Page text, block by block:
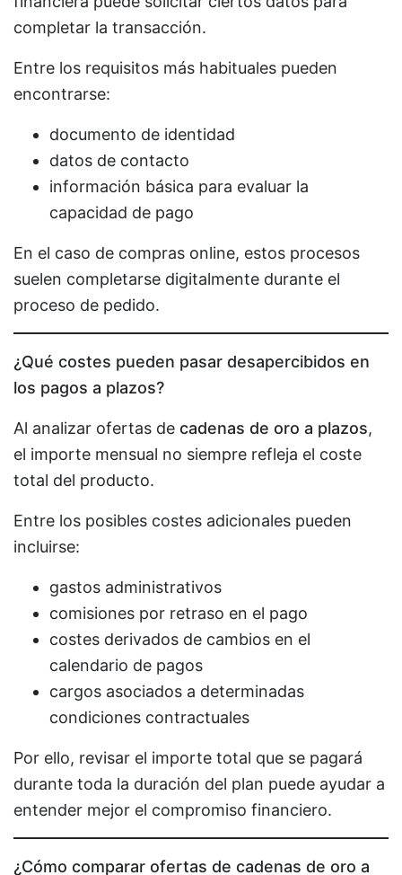
completar la transacción.
Entre los requisitos más habituales pueden
encontrarse:
documento de identidad
datos de contacto
información básica para evaluar la
capacidad de pago
En el caso de compras online, estos procesos
suelen completarse digitalmente durante el
proceso de pedido.
¿Qué costes pueden pasar desapercibidos en
los pagos a plazos?
Al analizar ofertas de cadenas de oro a plazos,
el importe mensual no siempre refleja el coste
total del producto.
Entre los posibles costes adicionales pueden
incluirse:
gastos administrativos
comisiones por retraso en el pago
costes derivados de cambios en el
calendario de pagos
cargos asociados a determinadas
condiciones contractuales
Por ello, revisar el importe total que se pagará
durante toda la duración del plan puede ayudar a
entender mejor el compromiso financiero.
¿Cómo comparar ofertas de cadenas de oro a